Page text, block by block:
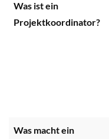
Was ist ein
Projektkoordinator?
Was macht ein